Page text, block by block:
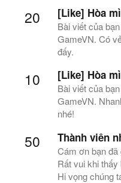
20 [Like] Hòa
Bài viết của
GameVN. Có
đấy.
10 [Like] Hòa
Bài viết của
GameVN.
nhé!
50 Thành viên
Cám ơn bạn
Rất vui khi
Hi vọng chúng